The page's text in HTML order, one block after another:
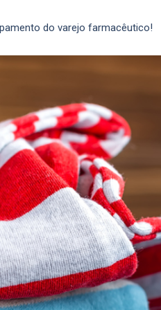
do varejo farmacêutico!